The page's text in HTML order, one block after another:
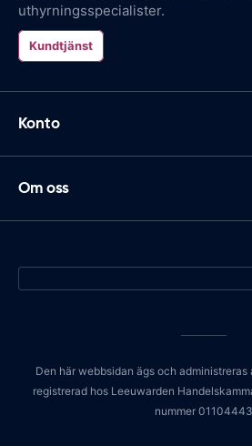
uthyrningsspecialister.
Kundtjänst
Konto
Om oss
Den här webbsidan ägs och administreras
registrerad hos Leeuwarden
nummer 01104443